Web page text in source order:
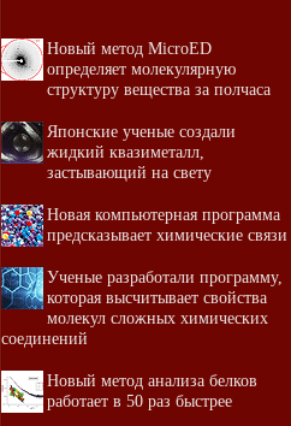
Новый метод MicroED
определяет молекулярную
структуру вещества за полчаса
Японские ученые создали
жидкий квазиметалл,
застывающий на свету
Новая компьютерная программа
предсказывает химические связи
Ученые разработали программу,
которая высчитывает свойства
молекул сложных химических
соединений
Новый метод анализа белков
работает в 50 раз быстрее